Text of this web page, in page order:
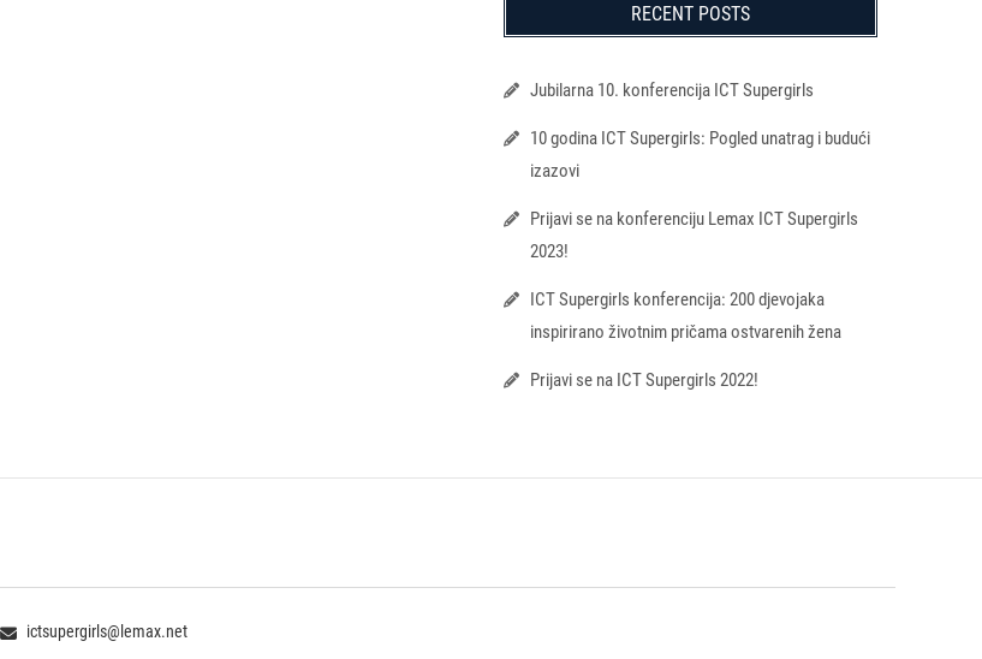
RECENT POSTS
Jubilarna 10. konferencija ICT Supergirls
10 godina ICT Supergirls: Pogled unatrag i budući
izazovi
Prijavi se na konferenciju Lemax ICT Supergirls
2023!
ICT Supergirls konferencija: 200 djevojaka
inspirirano životnim pričama ostvarenih žena
Prijavi se na ICT Supergirls 2022!
ictsupergirls@lemax.net